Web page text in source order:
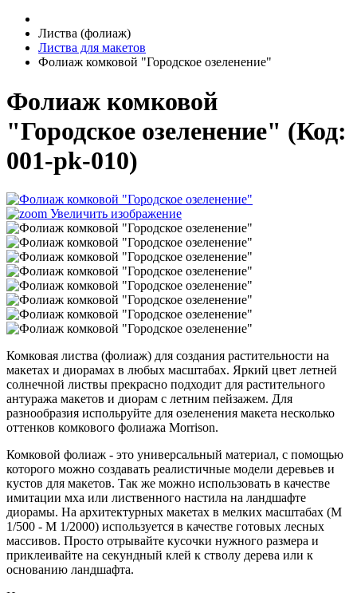
Листва (фолиаж)
Листва для макетов
Фолиаж комковой "Городское озеленение"
Фолиаж комковой
"Городское озеленение" (Код:
001-pk-010)
Увеличить изображение
Комковая листва (фолиаж) для создания растительности на
макетах и диорамах в любых масштабах. Яркий цвет летней
солнечной листвы прекрасно подходит для растительного
антуража макетов и диорам с летним пейзажем. Для
разнообразия испольpуйте для озеленения макета несколько
оттенков комкового фолиажа Morrison.
Комковой фолиаж - это универсальный материал, с помощью
которого можно создавать реалистичные модели деревьев и
кустов для макетов. Так же можно использовать в качестве
имитации мха или лиственного настила на ландшафте
диорамы. На архитектурных макетах в мелких масштабах (М
1/500 - М 1/2000) используется в качестве готовых лесных
массивов. Просто отрывайте кусочки нужного размера и
приклеивайте на секундный клей к стволу дерева или к
основанию ландшафта.